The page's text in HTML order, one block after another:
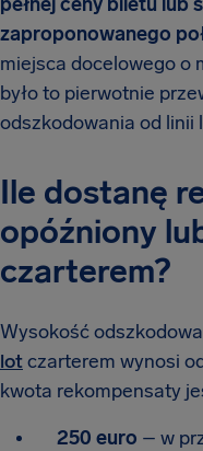
zaproponowanego
miejsca docelowego o
było to pierwotnie
odszkodowania od linii
Ile dostanę
opóźniony
czarterem?
Wysokość
lotczarterem wynosi
kwota rekompensaty
250 euro – w